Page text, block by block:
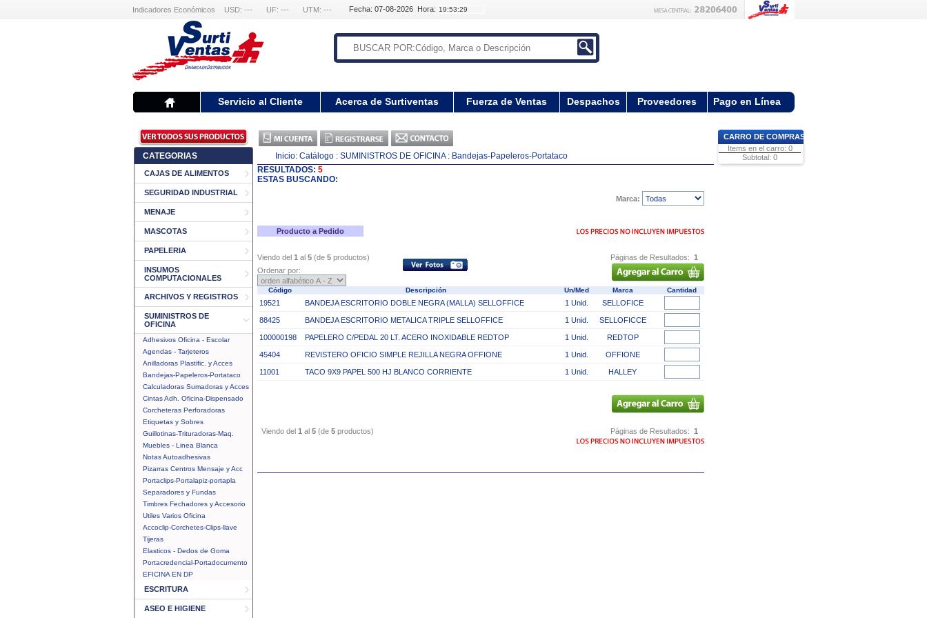
Indicadores Económicos USD: --- UF: --- UTM: --- Fecha: 07-08-2026 Hora:
Servicio al Cliente Acerca de Surtiventas Fuerza de Ventas Despachos Proveedores Pago en Línea
CATEGORIAS
CAJAS DE ALIMENTOS
SEGURIDAD INDUSTRIAL
MENAJE
MASCOTAS
PAPELERIA
INSUMOS
COMPUTACIONALES
ARCHIVOS Y REGISTROS
SUMINISTROS DE
OFICINA
Adhesivos Oficina - Escolar
Agendas - Tarjeteros
Anilladoras Plastific. y Acces
Bandejas-Papeleros-Portataco
Calculadoras Sumadoras y Acces
Cintas Adh. Oficina-Dispensado
Corcheteras Perforadoras
Etiquetas y Sobres
Guillotinas-Trituradoras-Maq.
Muebles - Linea Blanca
Notas Autoadhesivas
Pizarras Centros Mensaje y Acc
Portaclips-Portalapiz-portapla
Separadores y Fundas
Timbres Fechadores y Accesorio
Utiles Varios Oficina
Accoclip-Corchetes-Clips-llave
Tijeras
Elasticos - Dedos de Goma
Portacredencial-Portadocumento
EFICINA EN DP
ESCRITURA
ASEO E HIGIENE
Inicio: Catálogo : SUMINISTROS DE OFICINA : Bandejas-Papeleros-Portataco
RESULTADOS: 5
ESTAS BUSCANDO:
Marca:
Producto a Pedido
Viendo del 1 al 5 (de 5 productos) Páginas de Resultados: 1
Ordenar por:
Código Descripción Un/Med Marca Cantidad
19521 BANDEJA ESCRITORIO DOBLE NEGRA (MALLA) SELLOFFICE 1 Unid. SELLOFICE
88425 BANDEJA ESCRITORIO METALICA TRIPLE SELLOFFICE 1 Unid. SELLOFICCE
100000198 PAPELERO C/PEDAL 20 LT. ACERO INOXIDABLE REDTOP 1 Unid. REDTOP
45404 REVISTERO OFICIO SIMPLE REJILLA NEGRA OFFIONE 1 Unid. OFFIONE
11001 TACO 9X9 PAPEL 500 HJ BLANCO CORRIENTE 1 Unid. HALLEY
Viendo del 1 al 5 (de 5 productos) Páginas de Resultados: 1
CARRO DE COMPRAS
Items en el carro: 0
Subtotal: 0